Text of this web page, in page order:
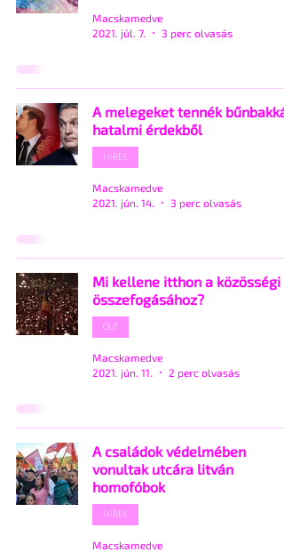
Macskamedve
2021. júl. 7.
3 perc olvasás
A melegeket tennék bűnbakká
hatalmi érdekből
HÍREK
Macskamedve
2021. jún. 14.
3 perc olvasás
Mi kellene itthon a közösségi
összefogásához?
OUT
Macskamedve
2021. jún. 11.
2 perc olvasás
A családok védelmében
vonultak utcára litván
homofóbok
HÍREK
Macskamedve